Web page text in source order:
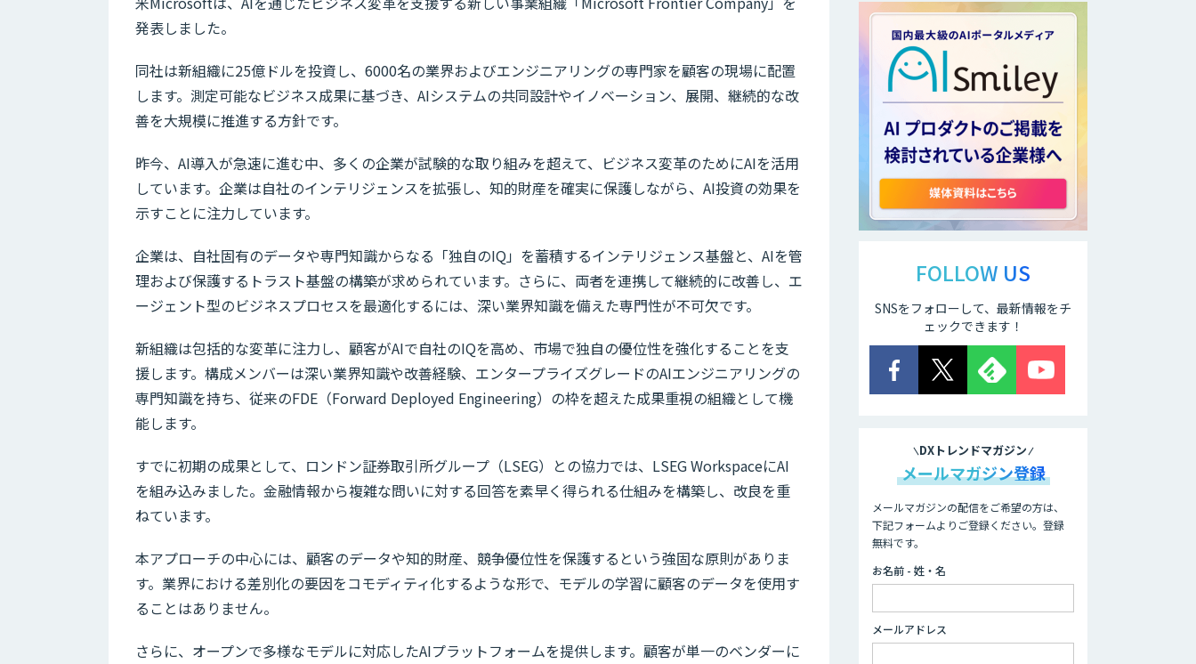
発表しました。
同社は新組織に25億ドルを投資し、6000名の業界およびエンジニアリングの専門家を顧客の現場に配置
します。測定可能なビジネス成果に基づき、AIシステムの共同設計やイノベーション、展開、継続的な改
善を大規模に推進する方針です。
昨今、AI導入が急速に進む中、多くの企業が試験的な取り組みを超えて、ビジネス変革のためにAIを活用
しています。企業は自社のインテリジェンスを拡張し、知的財産を確実に保護しながら、AI投資の効果を
示すことに注力しています。
企業は、自社固有のデータや専門知識からなる「独自のIQ」を蓄積するインテリジェンス基盤と、AIを管
理および保護するトラスト基盤の構築が求められています。さらに、両者を連携して継続的に改善し、エ
ージェント型のビジネスプロセスを最適化するには、深い業界知識を備えた専門性が不可欠です。
新組織は包括的な変革に注力し、顧客がAIで自社のIQを高め、市場で独自の優位性を強化することを支
援します。構成メンバーは深い業界知識や改善経験、エンタープライズグレードのAIエンジニアリングの
専門知識を持ち、従来のFDE（Forward Deployed Engineering）の枠を超えた成果重視の組織として機
能します。
すでに初期の成果として、ロンドン証券取引所グループ（LSEG）との協力では、LSEG WorkspaceにAI
を組み込みました。金融情報から複雑な問いに対する回答を素早く得られる仕組みを構築し、改良を重
ねています。
本アプローチの中心には、顧客のデータや知的財産、競争優位性を保護するという強固な原則がありま
す。業界における差別化の要因をコモディティ化するような形で、モデルの学習に顧客のデータを使用す
ることはありません。
さらに、オープンで多様なモデルに対応したAIプラットフォームを提供します。顧客が単一のベンダーに
AIエージェント開
発支援
AIエンジニアアカ
デミー（バイブコ
ーディング研修）
aiDAPTIV+
アリストルの法人
ELYZA Works
with KDDI
JAPAN AI
医療文書作成を効
率化する生成
AI「OPTiM AI ホ
FOLLOW US
SNSをフォローして、最新情報をチ
ェックできます！
DXトレンドマガジン
メールマガジン登録
メールマガジンの配信をご希望の方は、
下記フォームよりご登録ください。登録
無料です。
お名前 - 姓・名
メールアドレス